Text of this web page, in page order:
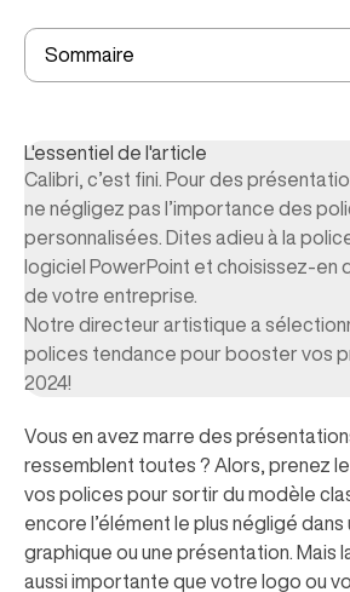
Sommaire
Notre top 10 des polices pour 2024
Ajouter vos polices dans PowerPoint
Pour conclure
L'essentiel de l'article
Calibri, c’est fini. Pour des
ne négligez pas l’importance des
personnalisées. Dites adieu à la
logiciel PowerPoint et choisissez-en
de votre entreprise.
Notre directeur artistique a
polices tendance pour booster vos
2024!
Vous en avez marre des
ressemblent toutes ? Alors, prenez
vos polices pour sortir du modèle
encore l’élément le plus négligé dans
graphique ou une présentation. Mais
aussi importante que votre logo ou